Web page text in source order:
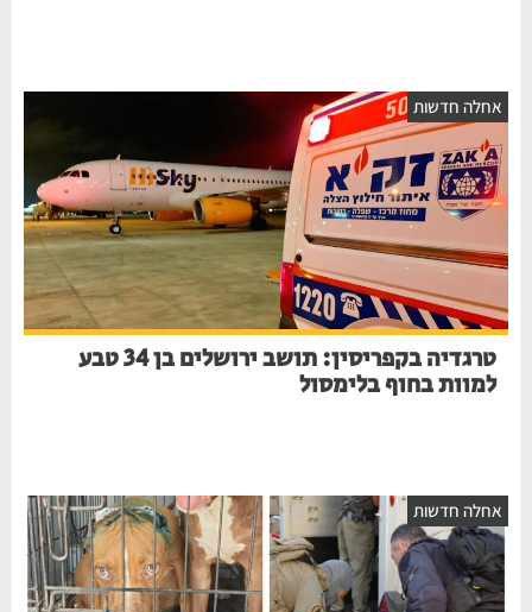
חדשות
טרגדיה בקפריסין: תושב ירושלים בן 34 טבע
למוות בחוף בלימסול
חדשות